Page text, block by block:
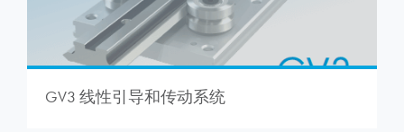
GV3 线性引导和传动系统